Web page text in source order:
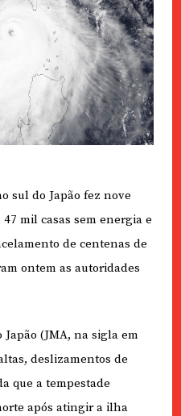
sul do Japão fez nove
mil casas sem energia e
de centenas de
ontem as autoridades
(JMA, na sigla em
deslizamentos de
que a tempestade
após atingir a ilha